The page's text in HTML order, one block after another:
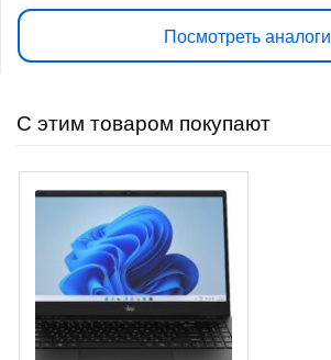
Посмотреть аналоги
С этим товаром покупают